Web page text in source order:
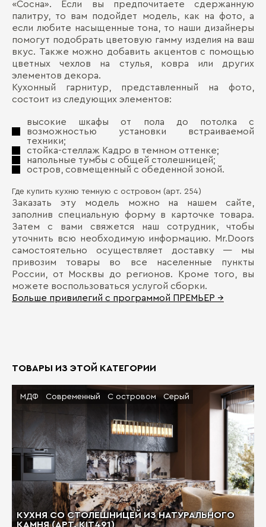
«Сосна». Если вы предпочитаете сдержанную
палитру, то вам подойдет модель, как на фото, а
если любите насыщенные тона, то наши дизайнеры
помогут подобрать цветовую гамму изделия на ваш
вкус. Также можно добавить акцентов с помощью
цветных чехлов на стулья, ковра или других
элементов декора.
Кухонный гарнитур, представленный на фото,
состоит из следующих элементов:
высокие шкафы от пола до потолка с
возможностью установки встраиваемой
техники;
стойка-стеллаж Кадро в темном оттенке;
напольные тумбы с общей столешницей;
остров, совмещенный с обеденной зоной.
Где купить кухню темную с островом (арт. 254)
Заказать эту модель можно на нашем сайте,
заполнив специальную форму в карточке товара.
Затем с вами свяжется наш сотрудник, чтобы
уточнить всю необходимую информацию. Mr.Doors
самостоятельно осуществляет доставку — мы
привозим товары во все населенные пункты
России, от Москвы до регионов. Кроме того, вы
можете воспользоваться услугой сборки.
Больше привилегий с программой ПРЕМЬЕР →
ТОВАРЫ ИЗ ЭТОЙ КАТЕГОРИИ
КУХНЯ СО СТОЛЕШНИЦЕЙ ИЗ НАТУРАЛЬНОГО
КАМНЯ (АРТ. KIT491)
МДФ Современный С островом Серый